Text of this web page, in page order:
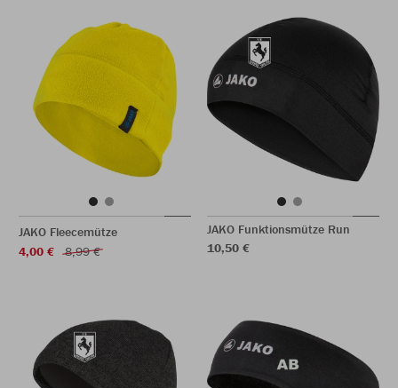
JAKO Fleecemütze
4,00 €
8,99 €
JAKO Funktionsmütze Run
10,50 €